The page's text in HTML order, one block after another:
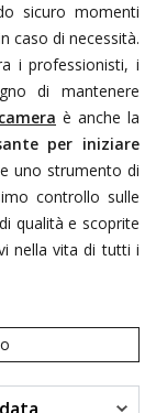
sicuro momenti
caso di necessità.
i professionisti, i
di mantenere
è anche la
per iniziare
uno strumento di
controllo sulle
qualitàe scoprite
nella vita di tutti i